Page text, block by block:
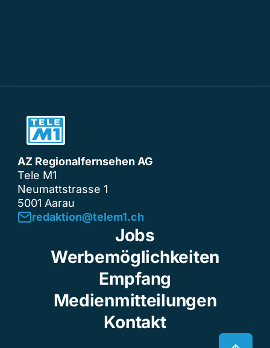
AZ Regionalfernsehen AG
Tele M1
Neumattstrasse 1
5001 Aarau
redaktion@telem1.ch
Jobs
Werbemöglichkeiten
Empfang
Medienmitteilungen
Kontakt